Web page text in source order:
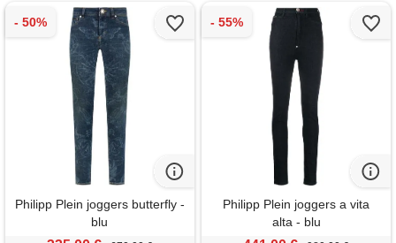
Philipp Plein joggers butterfly -
blu
Philipp Plein joggers a vita
alta - blu